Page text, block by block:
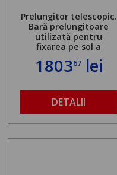
Prelungitor telescopic.
Bară prelungitoare
utilizată pentru
fixarea pe sol a
standului mașinii de
găurit în locul
maximă admisă de 500
kg și înălțime reglabilă
de la 1,8 la 2,9 m
180367lei
DETALII